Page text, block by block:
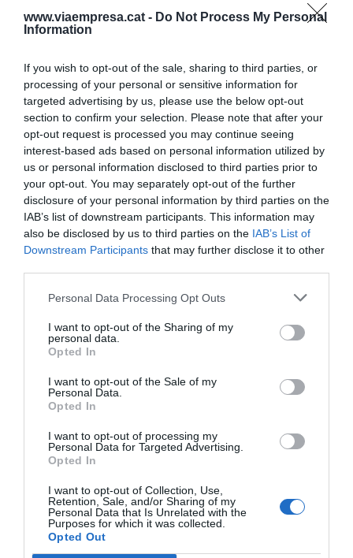
www.viaempresa.cat - Do Not Process My Personal
Information
If you wish to opt-out of the sale, sharing to third parties, or
processing of your personal or sensitive information for
targeted advertising by us, please use the below opt-out
section to confirm your selection. Please note that after your
opt-out request is processed you may continue seeing
interest-based ads based on personal information utilized by
us or personal information disclosed to third parties prior to
your opt-out. You may separately opt-out of the further
disclosure of your personal information by third parties on the
IAB’s list of downstream participants. This information may
also be disclosed by us to third parties on the IAB’s List of
Downstream Participants that may further disclose it to other
Personal Data Processing Opt Outs
I want to opt-out of the Sharing of my
personal data.
Opted In
I want to opt-out of the Sale of my
Personal Data.
Opted In
I want to opt-out of processing my
Personal Data for Targeted Advertising.
Opted In
I want to opt-out of Collection, Use,
Retention, Sale, and/or Sharing of my
Personal Data that Is Unrelated with the
Purposes for which it was collected.
Opted Out
Google de forma gratuïta
Estigues informat amb les últimes notícies d'actualitat
ACTIVAR ARA
RELACIONADES
mundial del sector
de la piscina
Barcelona tracta la
d'entorns
saludables
Barcelona